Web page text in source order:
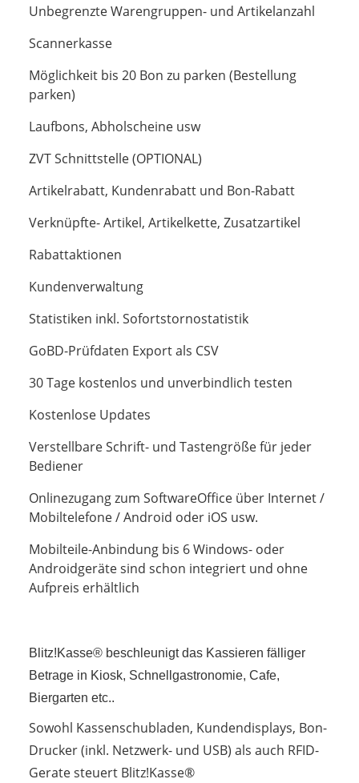
Unbegrenzte Warengruppen- und Artikelanzahl
Scannerkasse
Möglichkeit bis 20 Bon zu parken (Bestellung
parken)
Laufbons, Abholscheine usw
ZVT Schnittstelle (OPTIONAL)
Artikelrabatt, Kundenrabatt und Bon-Rabatt
Verknüpfte- Artikel, Artikelkette, Zusatzartikel
Rabattaktionen
Kundenverwaltung
Statistiken inkl. Sofortstornostatistik
GoBD-Prüfdaten Export als CSV
30 Tage kostenlos und unverbindlich testen
Kostenlose Updates
Verstellbare Schrift- und Tastengröße für jeder
Bediener
Onlinezugang zum SoftwareOffice über Internet /
Mobiltelefone / Android oder iOS usw.
Mobilteile-Anbindung bis 6 Windows- oder
Androidgeräte sind schon integriert und ohne
Aufpreis erhältlich
Blitz!Kasse® beschleunigt das Kassieren fälliger
Betrage in Kiosk, Schnellgastronomie, Cafe,
Biergarten etc..
Sowohl Kassenschubladen, Kundendisplays, Bon-
Drucker (inkl. Netzwerk- und USB) als auch RFID-
Gerate steuert Blitz!Kasse®